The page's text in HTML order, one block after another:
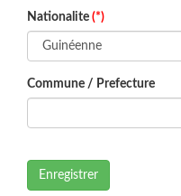
Nationalite (*)
Commune / Prefecture
Enregistrer